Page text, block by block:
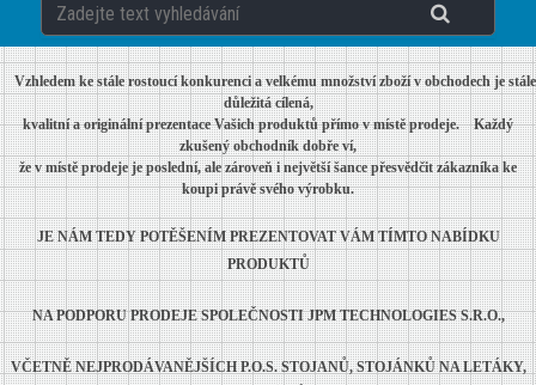
Vzhledem ke stále rostoucí konkurenci a velkému množství zboží v obchodech je stále
důležitá cílená,
kvalitní a originální prezentace Vašich produktů přímo v místě prodeje.Každý
zkušený obchodník dobře ví,
že v místě prodeje je poslední, ale zároveň i největší šancepřesvědčitzákazníka ke
koupi právě svého výrobku.
JE NÁM TEDY POTĚŠENÍM PREZENTOVAT VÁM TÍMTO NABÍDKU
PRODUKTŮ
NA PODPORU PRODEJE SPOLEČNOSTI JPM TECHNOLOGIES S.R.O.,
VČETNĚ NEJPRODÁVANĚJŠÍCH P.O.S. STOJANŮ,STOJÁNKŮ NA LETÁKY,